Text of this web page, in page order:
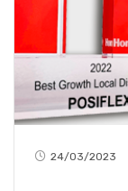
24/03/2023